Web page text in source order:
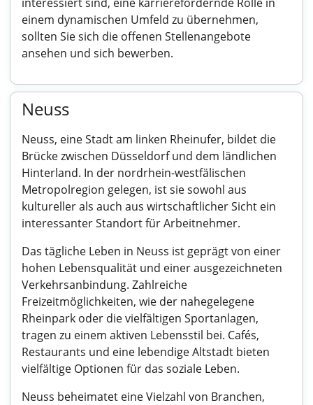
einem dynamischen Umfeld zu übernehmen,
sollten Sie sich die offenen Stellenangebote
ansehen und sich bewerben.
Neuss
Neuss, eine Stadt am linken Rheinufer, bildet die
Brücke zwischen Düsseldorf und dem ländlichen
Hinterland. In der nordrhein-westfälischen
Metropolregion gelegen, ist sie sowohl aus
kultureller als auch aus wirtschaftlicher Sicht ein
interessanter Standort für Arbeitnehmer.
Das tägliche Leben in Neuss ist geprägt von einer
hohen Lebensqualität und einer ausgezeichneten
Verkehrsanbindung. Zahlreiche
Freizeitmöglichkeiten, wie der nahegelegene
Rheinpark oder die vielfältigen Sportanlagen,
tragen zu einem aktiven Lebensstil bei. Cafés,
Restaurants und eine lebendige Altstadt bieten
vielfältige Optionen für das soziale Leben.
Neuss beheimatet eine Vielzahl von Branchen,